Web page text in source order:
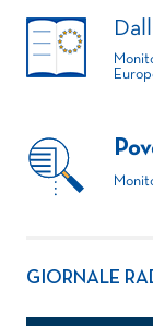
GIORNALE